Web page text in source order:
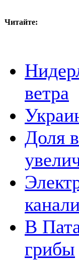
Читайте:
ветра
Доля
В
грибы